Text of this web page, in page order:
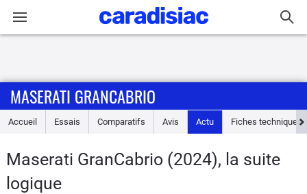
Accueil
Essais
MASERATI GRANCABRIO
Accueil Essais Comparatifs Avis Actu Fiches techniques
Maserati GranCabrio (2024), la suite
logique